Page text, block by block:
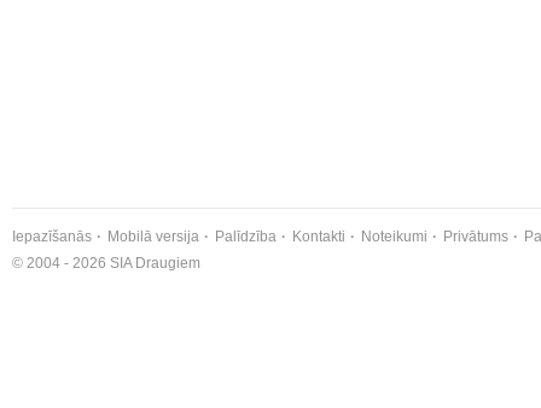
Iepazīšanās Mobilā versija Palīdzība Kontakti Noteikumi Privātums
© 2004 - 2026 SIA Draugiem